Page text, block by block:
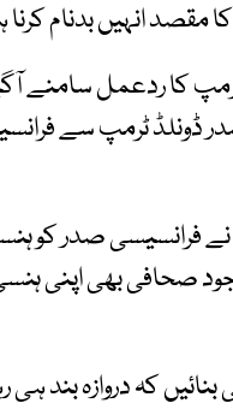
انہیں بدنام
کا ردعمل سامنے
ٹرمپ سے
فرانسیسی صدر کو
صحافی بھی اپنی
کہ دروازہ بند